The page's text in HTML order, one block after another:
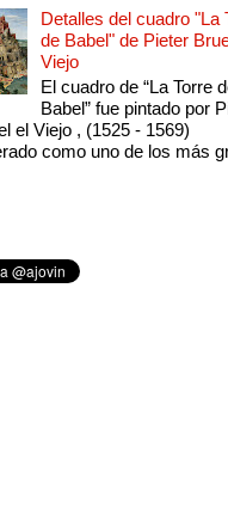
Detalles del cuadro "La
de Babel" de Pieter
Viejo
El cuadro de “La Torre
Babel” fue pintado por
el Viejo , (1525 - 1569)
como uno de los más